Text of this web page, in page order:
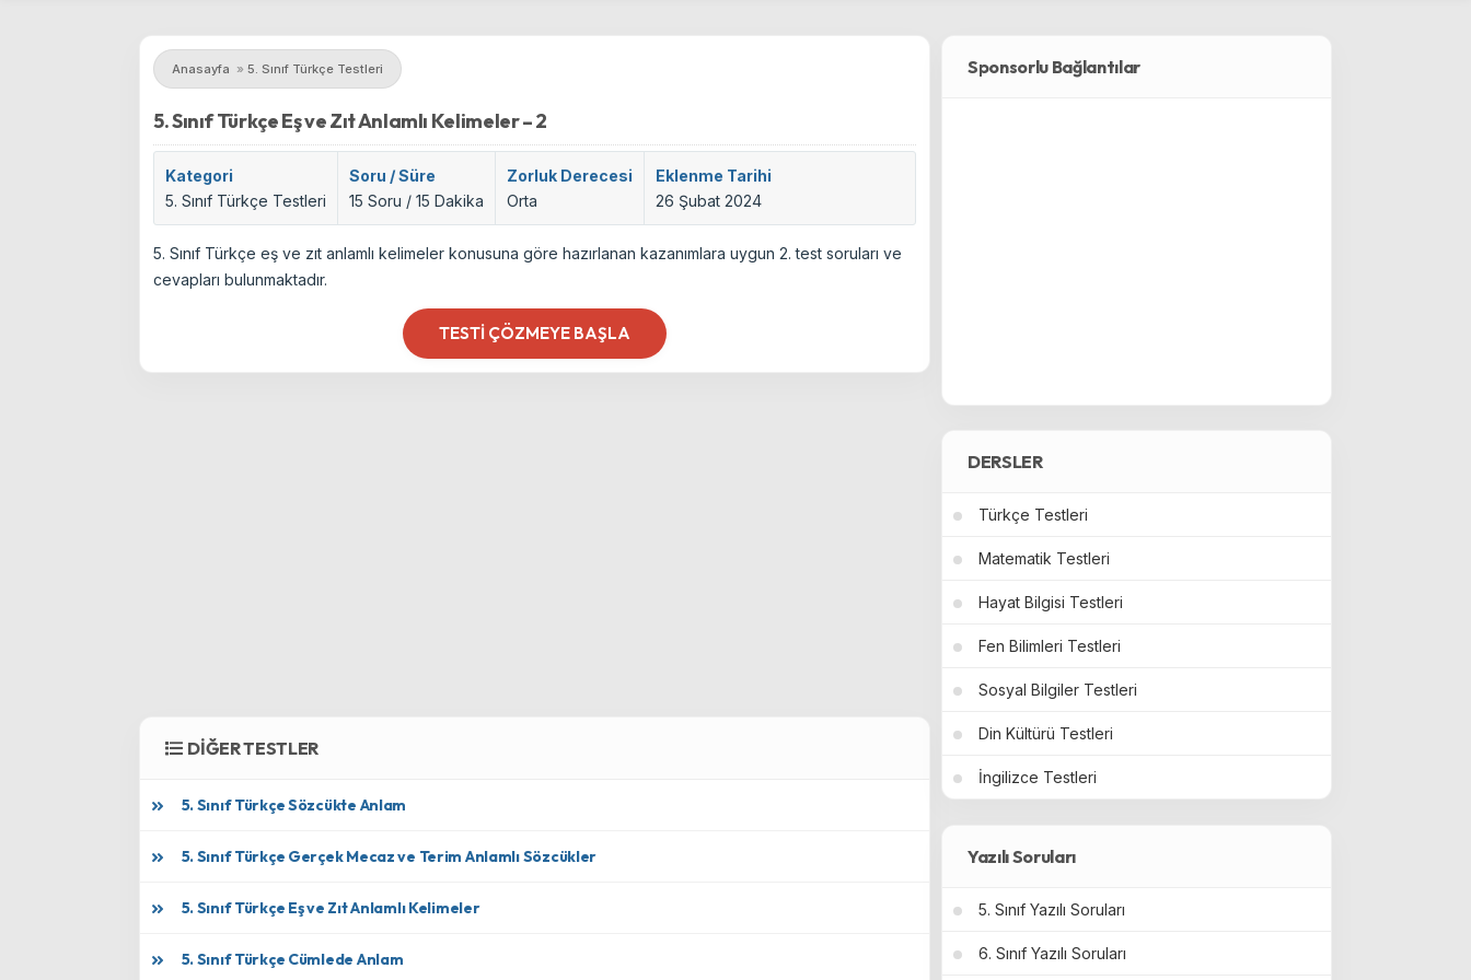
Anasayfa » 5. Sınıf Türkçe Testleri
5. Sınıf Türkçe Eş ve Zıt Anlamlı Kelimeler – 2
Kategori
5. Sınıf Türkçe Testleri
Soru / Süre
15 Soru / 15 Dakika
Zorluk Derecesi
Orta
Eklenme Tarihi
26 Şubat 2024
5. Sınıf Türkçe eş ve zıt anlamlı kelimeler konusuna göre hazırlanan kazanımlara uygun 2. test soruları ve
cevapları bulunmaktadır.
TESTI ÇÖZMEYE BAŞLA
DİĞER TESTLER
5. Sınıf Türkçe Sözcükte Anlam
5. Sınıf Türkçe Gerçek Mecaz ve Terim Anlamlı Sözcükler
5. Sınıf Türkçe Eş ve Zıt Anlamlı Kelimeler
5. Sınıf Türkçe Cümlede Anlam
Sponsorlu Bağlantılar
DERSLER
Türkçe Testleri
Matematik Testleri
Hayat Bilgisi Testleri
Fen Bilimleri Testleri
Sosyal Bilgiler Testleri
Din Kültürü Testleri
İngilizce Testleri
Yazılı Soruları
5. Sınıf Yazılı Soruları
6. Sınıf Yazılı Soruları